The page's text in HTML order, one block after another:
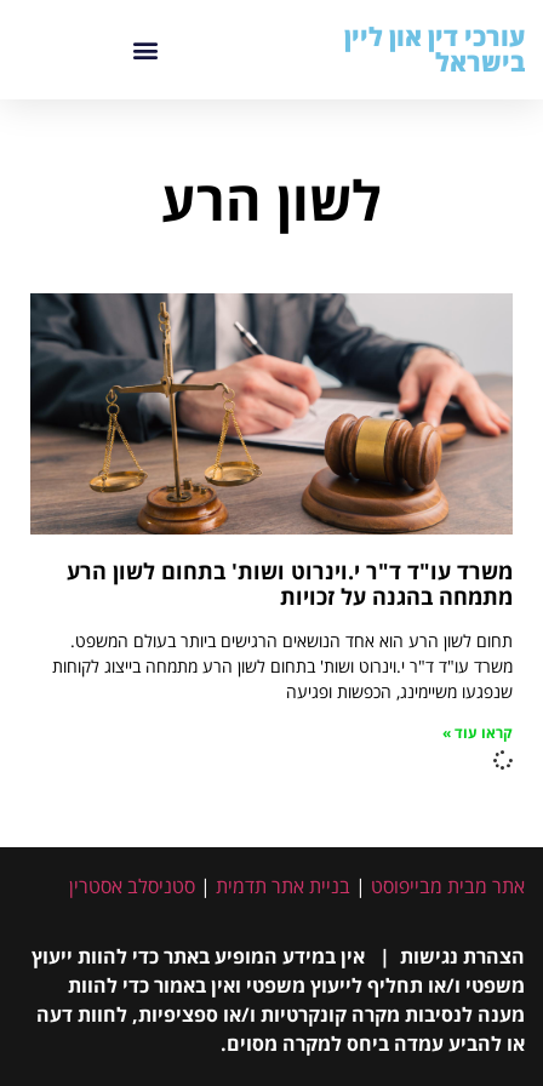
עורכי דין און ליין
בישראל
לשון הרע
משרד עו"ד ד"ר י.וינרוט ושות' בתחום לשון הרע
מתמחה בהגנה על זכויות
תחום לשון הרע הוא אחד הנושאים הרגישים ביותר בעולם המשפט.
משרד עו"ד ד"ר י.וינרוט ושות' בתחום לשון הרע מתמחה בייצוג לקוחות
שנפגעו משיימינג, הכפשות ופגיעה
קראו עוד »
אתר מבית מבייפוסט | בניית אתר תדמית | סטניסלב אסטרין
הצהרת נגישות | אין במידע המופיע באתר כדי להוות ייעוץ
משפטי ו/או תחליף לייעוץ משפטי ואין באמור כדי להוות
מענה לנסיבות מקרה קונקרטיות ו/או ספציפיות, לחוות דעה
או להביע עמדה ביחס למקרה מסוים.